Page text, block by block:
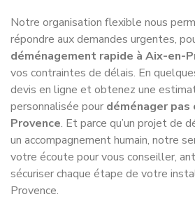
Notre organisation flexible nous
répondre aux demandes urgentes,
déménagement rapide à Aix-en-
vos contraintes de délais. En
devis en ligne et obtenez une
personnalisée pour déménager pas
Provence. Et parce qu’un projet de
un accompagnement humain, notre
votre écoute pour vous conseiller,
sécuriser chaque étape de votre
Provence.